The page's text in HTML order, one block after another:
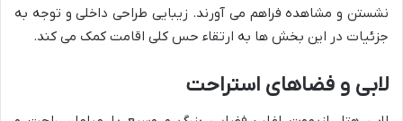
نشستن و مشاهده فراهم می آورند. زیبایی طراحی داخلی و توجه به
جزئیات در این بخش ها به ارتقاء حس کلی اقامت کمک می کند.
لابی و فضاهای استراحت